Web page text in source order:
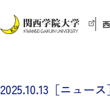
2025.10.13［ニュース］